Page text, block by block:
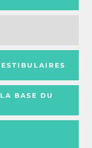
BASE DU